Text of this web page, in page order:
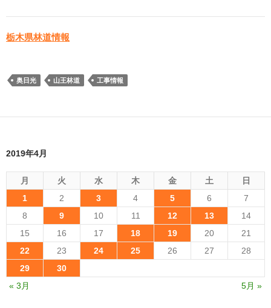
栃木県林道情報
奥日光 山王林道 工事情報
2019年4月
月 火 水 木 金 土
日
1
2 3 4 5 6
7
8
9 10 11 12 13
14
15
16 17 18 19 20
21
22
23 24 25 26 27
28
29
30
« 3月
5月 »